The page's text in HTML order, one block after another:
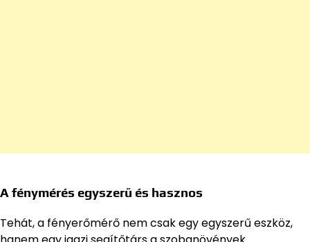
A fénymérés egyszerű és hasznos
Tehát, a fényerőmérő nem csak egy egyszerű eszköz,